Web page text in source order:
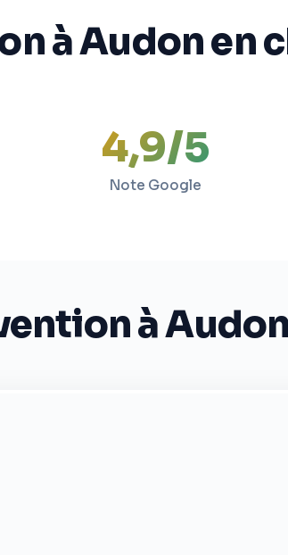
à Audon en
4,9/5
Note Google
à Audon